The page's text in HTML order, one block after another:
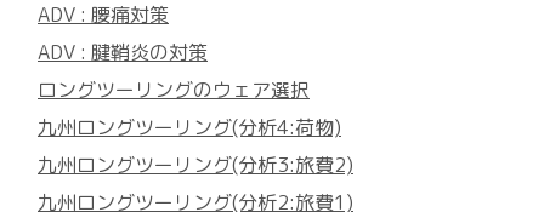
ADV : 腰痛対策
ADV : 腱鞘炎の対策
ロングツーリングのウェア選択
九州ロングツーリング(分析4:荷物)
九州ロングツーリング(分析3:旅費2)
九州ロングツーリング(分析2:旅費1)